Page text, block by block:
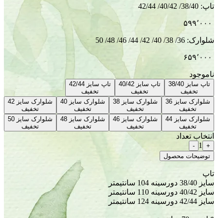
تاپ سایز 40/42
تخفیف
تاپ سایز 42/44
تخفیف
شلوارک سایز 38
تخفیف
شلوارک سایز 40
تخفیف
شلوارک سایز 42
تخفیف
شلوارک سایز 46
تخفیف
شلوارک سایز 48
تخفیف
شلوارک سایز 50
تخفیف